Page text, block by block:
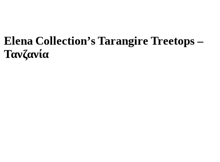
Elena Collection’sTarangire Treetops–
Τανζανία